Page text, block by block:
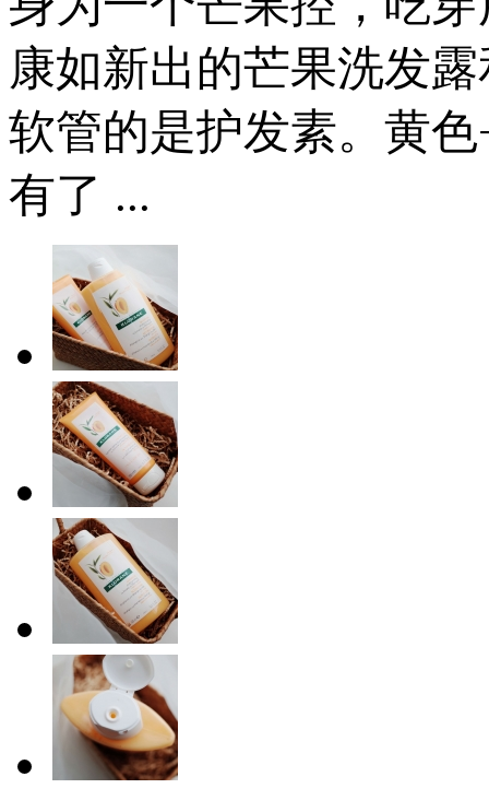
康如新出的芒果洗发
软管的是护发素。黄
有了 ...